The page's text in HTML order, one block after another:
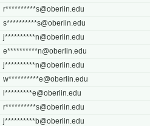
r**********s@oberlin.edu
s**********s@oberlin.edu
j**********n@oberlin.edu
e**********n@oberlin.edu
j**********n@oberlin.edu
w**********e@oberlin.edu
l*********e@oberlin.edu
r**********s@oberlin.edu
j**********b@oberlin.edu